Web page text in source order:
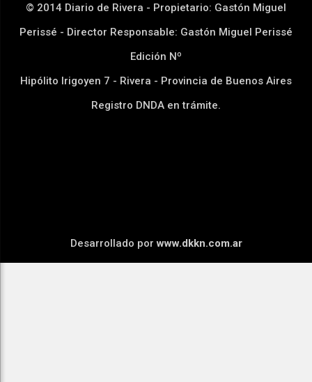
© 2014 Diario de Rivera - Propietario: Gastón Miguel
Perissé - Director Responsable: Gastón Miguel Perissé
Edición Nº
Hipólito Irigoyen 7 - Rivera - Provincia de Buenos Aires
Registro DNDA en trámite.
Desarrollado porwww.dkkn.com.ar